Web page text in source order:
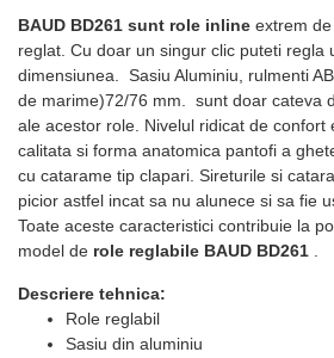
BAUD BD261 sunt role inline extrem
reglat. Cu doar un singur clic puteti regla
dimensiunea. Sasiu Aluminiu, rulmenti
de marime)72/76 mm. sunt doar cateva
ale acestor role. Nivelul ridicat de confort
calitata si forma anatomica pantofi a
cu catarame tip clapari. Sireturile si
picior astfel incat sa nu alunece si sa fie
Toate aceste caracteristici contribuie la
model de role reglabile BAUD BD261
Descriere tehnica:
Role reglabil
Sasiu din aluminiu